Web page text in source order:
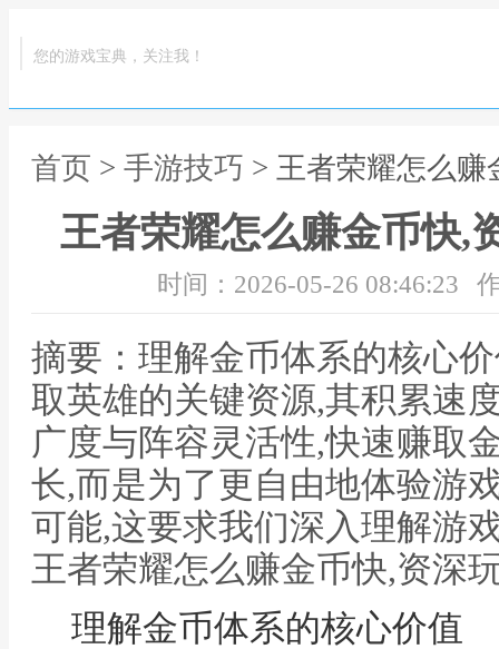
您的游戏宝典，关注我！
首页 > 手游技巧 > 王者荣耀怎么
王者荣耀怎么赚金币快,
时间：2026-05-26 08:46:23
摘要：理解金币体系的核心
取英雄的关键资源,其积累速
广度与阵容灵活性,快速赚取
长,而是为了更自由地体验游
可能,这要求我们深入理解游
王者荣耀怎么赚金币快,资深
理解金币体系的核心价值